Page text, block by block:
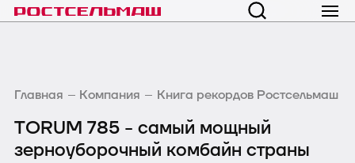
Главная Компания Книга рекордов Ростсельмаш
TORUM 785 - cамый мощный
зерноуборочный комбайн страны